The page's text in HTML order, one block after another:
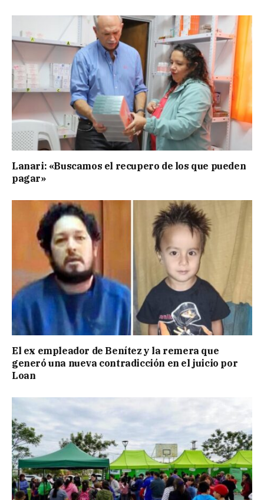
Lanari: «Buscamos el recupero de los que pueden
pagar»
El ex empleador de Benítez y la remera que
generó una nueva contradicción en el juicio por
Loan